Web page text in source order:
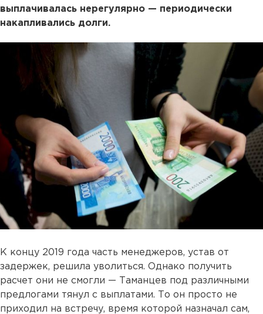
выплачивалась нерегулярно — периодически
накапливались долги.
К концу 2019 года часть менеджеров, устав от
задержек, решила уволиться. Однако получить
расчет они не смогли — Таманцев под различными
предлогами тянул с выплатами. То он просто не
приходил на встречу, время которой назначал сам,